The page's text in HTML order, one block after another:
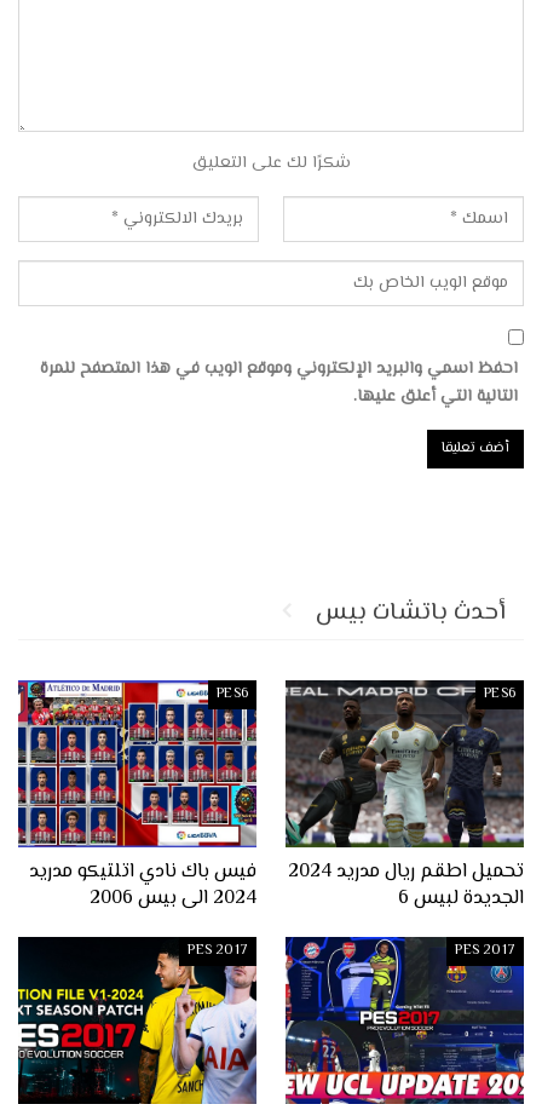
شكرًا لك على التعليق
احفظ اسمي والبريد الإلكتروني وموقع الويب في هذا المتصفح للمرة
التالية التي أعلق عليها.
أحدث باتشات بيس
PES6
تحميل اطقم ريال مدريد 2024
الجديدة لبيس 6
PES6
فيس باك نادي اتلتيكو مدريد
2024 الى بيس 2006
PES 2017
PES 2017